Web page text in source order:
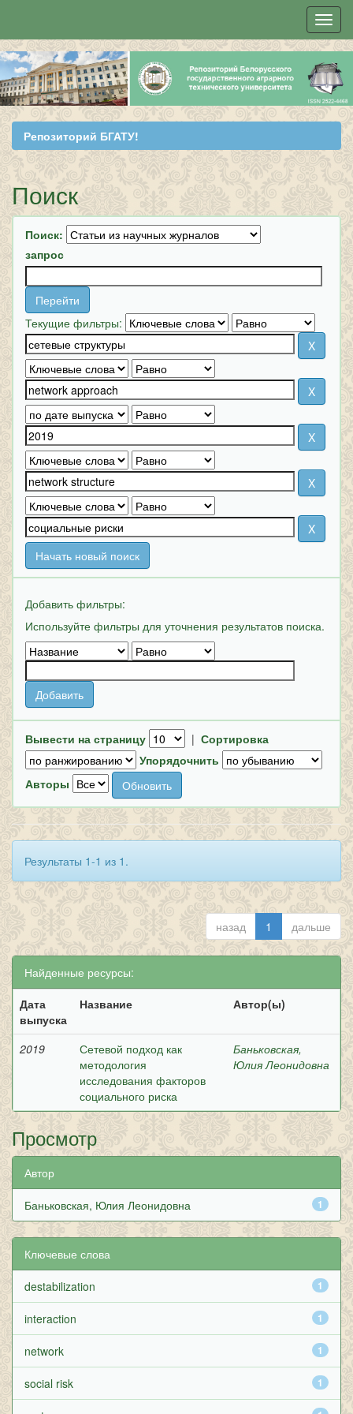
Skip
navigation
Репозиторий БГАТУ!
Поиск
Поиск:
запрос
Текущие фильтры:
Начать новый поиск
Добавить фильтры:
Используйте фильтры для уточнения результатов поиска.
Вывести на страницу | Сортировка
Упорядочнить
Авторы
Результаты 1-1 из 1.
назад 1 дальше
Найденные ресурсы:
Дата
выпуска
Название Автор(ы)
2019
Сетевой подход как
методология
исследования факторов
социального риска
Баньковская,
Юлия Леонидовна
Просмотр
Автор
1
Баньковская, Юлия Леонидовна
Ключевые слова
1
destabilization
1
interaction
1
network
1
social risk